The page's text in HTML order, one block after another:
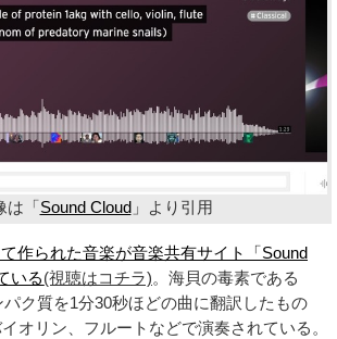
は「Sound Cloud」より引用
作られた音楽が音楽共有サイト「Sound
いる(視聴はコチラ)。海貝の毒素である
パク質を1分30秒ほどの曲に翻訳したもの
オリン、フルートなどで演奏されている。